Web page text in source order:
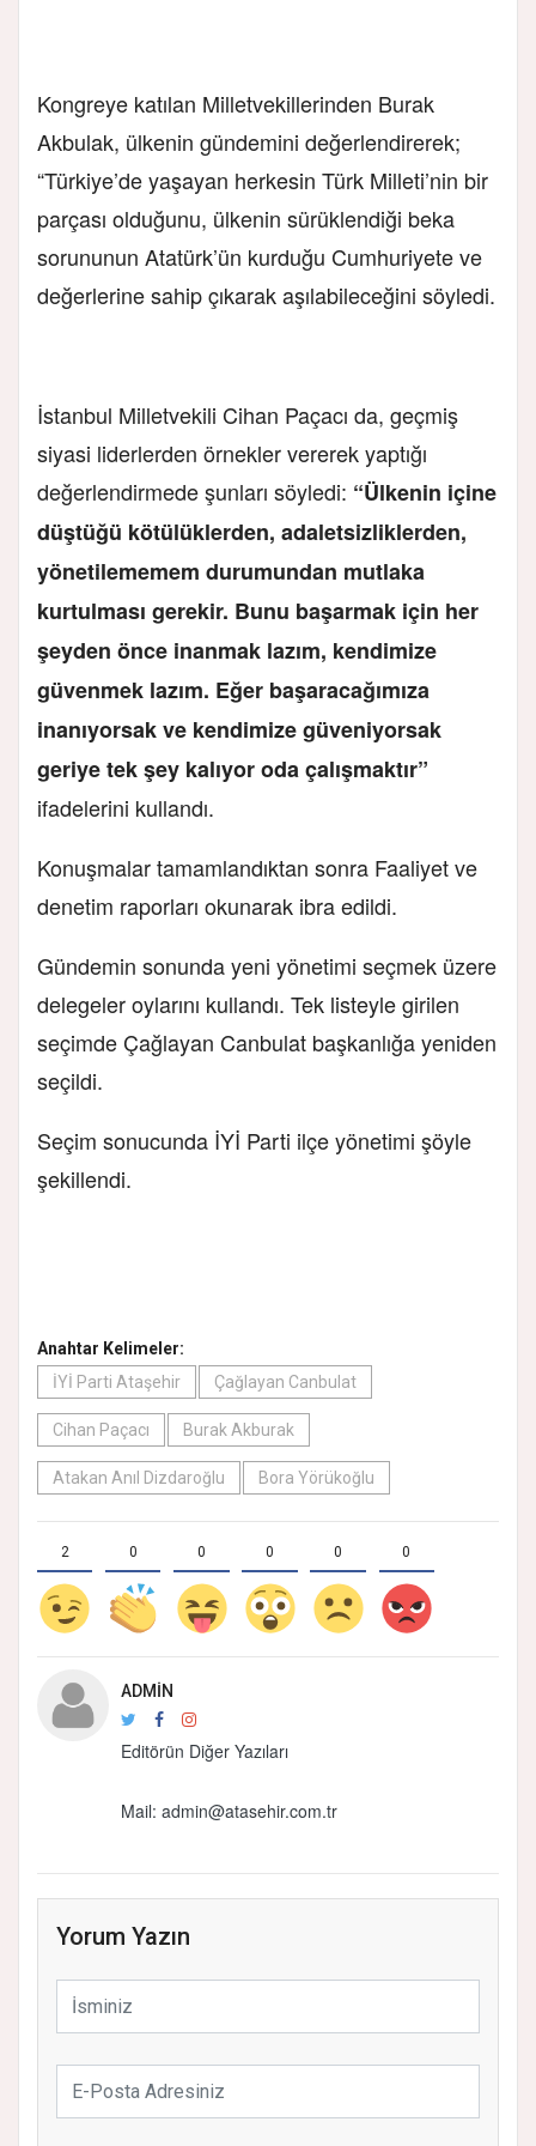
Kongreye katılan Milletvekillerinden Burak
Akbulak, ülkenin gündemini değerlendirerek;
“Türkiye’de yaşayan herkesin Türk Milleti’nin bir
parçası olduğunu, ülkenin sürüklendiği beka
sorununun Atatürk’ün kurduğu Cumhuriyete ve
değerlerine sahip çıkarak aşılabileceğini söyledi.
İstanbul Milletvekili Cihan Paçacı da, geçmiş
siyasi liderlerden örnekler vererek yaptığı
değerlendirmede şunları söyledi: “Ülkenin içine
düştüğü kötülüklerden, adaletsizliklerden,
yönetilememem durumundan mutlaka
kurtulması gerekir. Bunu başarmak için her
şeyden önce inanmak lazım, kendimize
güvenmek lazım. Eğer başaracağımıza
inanıyorsak ve kendimize güveniyorsak
geriye tek şey kalıyor oda çalışmaktır”
ifadelerini kullandı.
Konuşmalar tamamlandıktan sonra Faaliyet ve
denetim raporları okunarak ibra edildi.
Gündemin sonunda yeni yönetimi seçmek üzere
delegeler oylarını kullandı. Tek listeyle girilen
seçimde Çağlayan Canbulat başkanlığa yeniden
seçildi.
Seçim sonucunda İYİ Parti ilçe yönetimi şöyle
şekillendi.
Anahtar Kelimeler:
İYİ Parti Ataşehir
Çağlayan Canbulat
Cihan Paçacı Burak Akburak
Atakan Anıl Dizdaroğlu Bora Yörükoğlu
2 0 0 0 0 0
ADMIN
Editörün Diğer Yazıları
Mail: admin@atasehir.com.tr
Yorum Yazın